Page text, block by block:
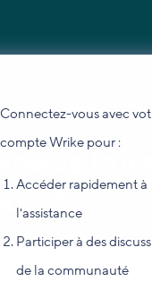
Connectez-vous avec
compte Wrike pour :
Accéder rapidement à
l'assistance
Participer à des
de la communauté
nous
?